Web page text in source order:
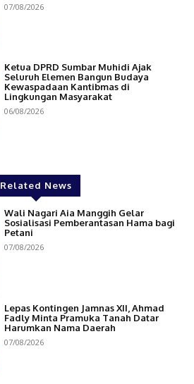
07/08/2026
Ketua DPRD Sumbar Muhidi Ajak
Seluruh Elemen Bangun Budaya
Kewaspadaan Kantibmas di
Lingkungan Masyarakat
06/08/2026
Related News
Wali Nagari Aia Manggih Gelar
Sosialisasi Pemberantasan Hama bagi
Petani
07/08/2026
Lepas Kontingen Jamnas XII, Ahmad
Fadly Minta Pramuka Tanah Datar
Harumkan Nama Daerah
07/08/2026